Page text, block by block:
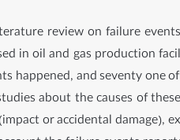
review on failure
in oil and gas production
happened, and seventy one
about the causes of
or accidental